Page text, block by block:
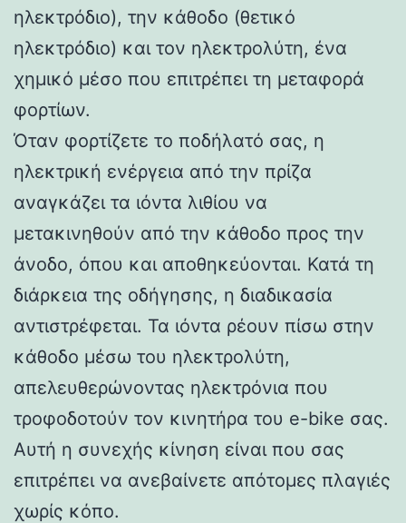
ηλεκτρόδιο), την κάθοδο (θετικό
ηλεκτρόδιο) και τον ηλεκτρολύτη, ένα
χημικό μέσο που επιτρέπει τη μεταφορά
φορτίων.
Όταν φορτίζετε το ποδήλατό σας, η
ηλεκτρική ενέργεια από την πρίζα
αναγκάζει τα ιόντα λιθίου να
μετακινηθούν από την κάθοδο προς την
άνοδο, όπου και αποθηκεύονται. Κατά τη
διάρκεια της οδήγησης, η διαδικασία
αντιστρέφεται. Τα ιόντα ρέουν πίσω στην
κάθοδο μέσω του ηλεκτρολύτη,
απελευθερώνοντας ηλεκτρόνια που
τροφοδοτούν τον κινητήρα του e-bike σας.
Αυτή η συνεχής κίνηση είναι που σας
επιτρέπει να ανεβαίνετε απότομες πλαγιές
χωρίς κόπο.